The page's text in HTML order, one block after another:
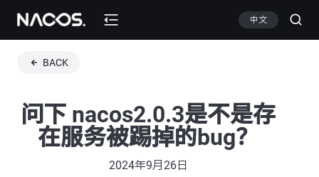
中文
BACK
问下 nacos2.0.3是不是存
在服务被踢掉的bug？
2024年9月26日